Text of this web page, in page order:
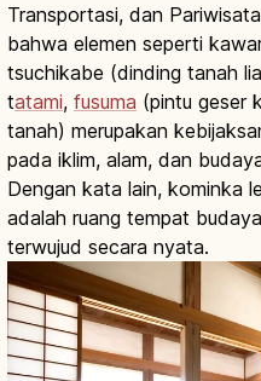
Transportasi, dan
bahwa elemen seperti
tsuchikabe (dinding tanah
tatami, fusuma (pintu geser
tanah) merupakan
pada iklim, alam, dan
Dengan kata lain, kominka
adalah ruang tempat
terwujud secara nyata.